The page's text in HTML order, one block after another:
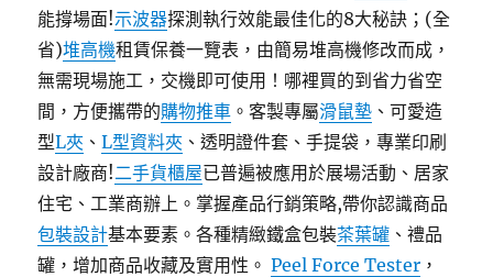
能撐場面!示波器探測執行效能最佳化的8大秘訣；(全
省)堆高機租賃保養一覽表，由簡易堆高機修改而成，
無需現場施工，交機即可使用！哪裡買的到省力省空
間，方便攜帶的購物推車 。客製專屬滑鼠墊 、可愛造
型L夾 、L型資料夾 、透明證件套、手提袋，專業印刷
設計廠商!二手貨櫃屋已普遍被應用於展場活動、居家
住宅、工業商辦上。掌握產品行銷策略,帶你認識商品
包裝設計基本要素。各種精緻鐵盒包裝茶葉罐 、禮品
罐，增加商品收藏及實用性。Peel Force Tester ，